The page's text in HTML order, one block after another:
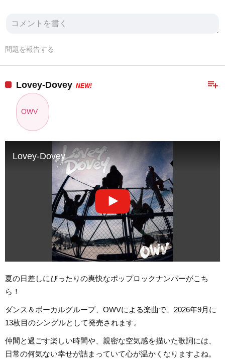
問題を報告する
playlist_add
Lovey-Dovey NEW!
OWV
Lovey-Dovey
夏の日差しにぴったりの爽快なポップロックナンバーがこち
ら！
ダンス＆ボーカルグループ、OWVによる楽曲で、2026年9月に
13枚目のシングルとして発売されます。
仲間と過ごす楽しい時間や、親密な空気感を描いた歌詞には、
日常の何気ない幸せが詰まっていて心が温かくなりますよね。